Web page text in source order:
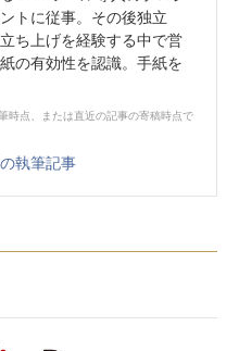
トに従事。その後独立
ち上げを経験する中で営
の有効性を認識。手紙を
時点、または直近の記事の寄稿時点で
執筆記事